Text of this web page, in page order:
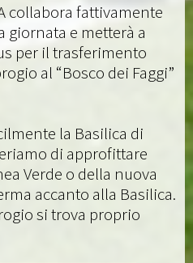
collabora fattivamente
giornata e metterà a
per il trasferimento
al “Bosco dei Faggi”
la Basilica di
di approfittare
Verde o della nuova
accanto alla Basilica.
si trova proprio